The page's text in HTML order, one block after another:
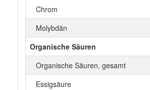
Chrom
Molybdän
Organische Säuren
Organische Säuren, gesamt
Essigsäure